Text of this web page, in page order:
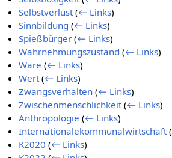
Selbstverlust (← Links)
Sinnbildung (← Links)
Spießbürger (← Links)
Wahrnehmungszustand (← Links)
Ware (← Links)
Wert (← Links)
Zwangsverhalten (← Links)
Zwischenmenschlichkeit (← Links)
Anthropologie (← Links)
Internationalekommunalwirtschaft (
K2020 (← Links)